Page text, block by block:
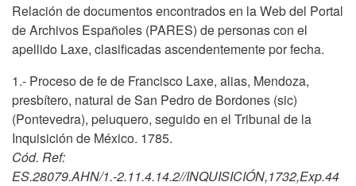
Relación de documentos encontrados en la Web del Portal
de Archivos Españoles (PARES) de personas con el
apellido Laxe, clasificadas ascendentemente por fecha.
1.- Proceso de fe de Francisco Laxe, alias, Mendoza,
presbítero, natural de San Pedro de Bordones (sic)
(Pontevedra), peluquero, seguido en el Tribunal de la
Inquisición de México. 1785.
Cód. Ref:
ES.28079.AHN/1.-2.11.4.14.2//INQUISICIÓN,1732,Exp.44